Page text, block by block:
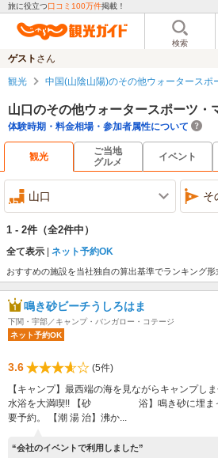
旅に役立つ口コミ100万件掲載！
検索
ゲスト さん
観光 中国(山陰山陽)のその他ウォータースポ
山口のその他ウォータースポーツ・
体験時期・料金相場・参加者属性について
観光
ご当地
グルメ
イベント
山口 その
1 - 2件 （全2件中）
全て表示 ネット予約OK
おすすめの施設を当社独自の算出基準でランキング形
鳴き砂ビーチうしろはま
下関・宇部／キャンプ・バンガロー・コテージ
ネット予約OK
3.6
(5件)
【キャンプ】最西端の海を見ながらキャンプし
水浴を大満喫!! 【砂 浴】鳴き砂に埋まっ
要予約。 【潮 湯 治】沸か...
“会社のイベントで利用しました”